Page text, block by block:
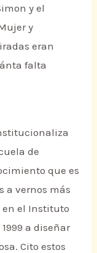
y el
y
eran
falta
de
que es
a vernos más
en el Instituto
a diseñar
Cito estos